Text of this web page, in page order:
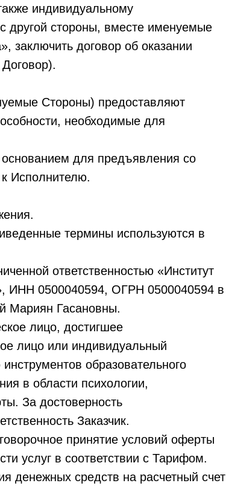
индивидуальному
другой стороны, вместе именуемые
заключить договор об оказании
Стороны) предоставляют
необходимые для
для предъявления со
к Исполнителю.
термины используются в
ответственностью «Институт
ИНН 0500040594, ОГРН 0500040594 в
Мариян Гасановны.
лицо, достигшее
лицо или индивидуальный
образовательного
в области психологии,
За достоверность
Заказчик.
принятие условий оферты
услуг в соответствии с Тарифом.
денежных средств на расчетный счет